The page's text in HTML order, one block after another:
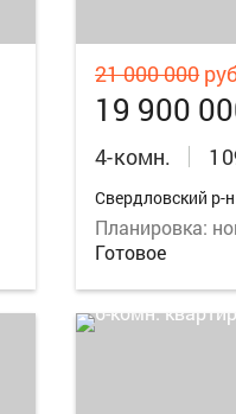
21 000 000
19 900
4-комн.
Свердловский р-
Планировка:
Готовое